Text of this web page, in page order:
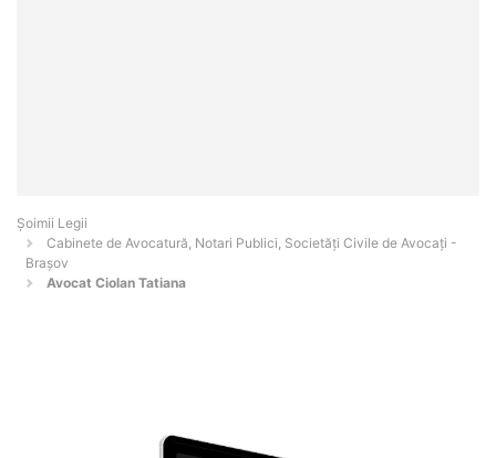
Șoimii Legii
Cabinete de Avocatură, Notari Publici, Societăți Civile de Avocați -
Braşov
Avocat Ciolan Tatiana